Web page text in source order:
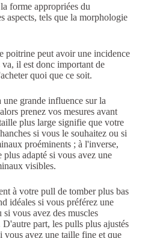
forme appropriées du
aspects, tels que la morphologie
poitrine peut avoir une incidence
il est donc important de
quoi que ce soit.
grande influence sur la
prenez vos mesures avant
plus large signifie que votre
si vous le souhaitez ou si
proéminents ; à l'inverse,
adapté si vous avez une
visibles.
à votre pull de tomber plus bas
idéales si vous préférez une
vous avez des muscles
D'autre part, les pulls plus ajustés
vous avez une taille fine et que